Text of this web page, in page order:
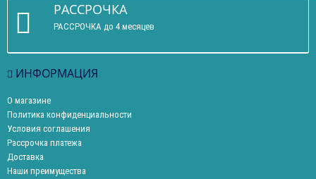
РАССРОЧКА
РАССРОЧКА до 4 месяцев
ИНФОРМАЦИЯ
О магазине
Политика конфиденциальности
Условия соглашения
Рассрочка платежа
Доставка
Наши преимущества